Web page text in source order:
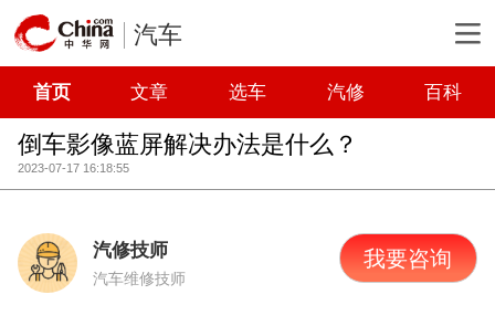
汽车
首页 文章 选车 汽修 百科
倒车影像蓝屏解决办法是什么？
2023-07-17 16:18:55
汽修技师
汽车维修技师
我要咨询